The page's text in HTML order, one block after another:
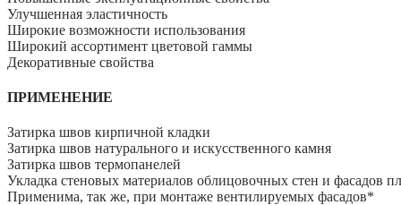
Улучшенная эластичность
Широкие возможности использования
Широкий ассортимент цветовой гаммы
Декоративные свойства
ПРИМЕНЕНИЕ
Затирка швов кирпичной кладки
Затирка швов натурального и искусственного камня
Затирка швов термопанелей
Укладка стеновых материалов облицовочных стен и фасадов
Применима, так же, при монтаже вентилируемых фасадов*